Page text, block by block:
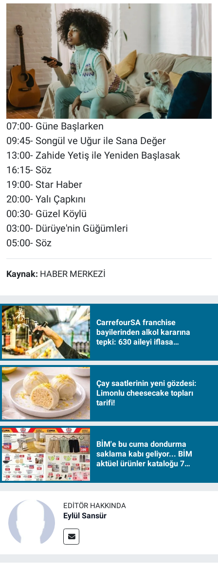
07:00- Güne Başlarken
09:45- Songül ve Uğur ile Sana Değer
13:00- Zahide Yetiş ile Yeniden Başlasak
16:15- Söz
19:00- Star Haber
20:00- Yalı Çapkını
00:30- Güzel Köylü
03:00- Dürüye'nin Güğümleri
05:00- Söz
Kaynak: HABER MERKEZİ
CarrefourSA franchise
bayilerinden alkol kararına
tepki: 630 aileyi iflasa
Çay saatlerinin yeni gözdesi:
Limonlu cheesecake topları
tarifi!
BİM'e bu cuma dondurma
saklama kabı geliyor... BİM
aktüel ürünler kataloğu 7
EDITÖR HAKKINDA
Eylül Sansür